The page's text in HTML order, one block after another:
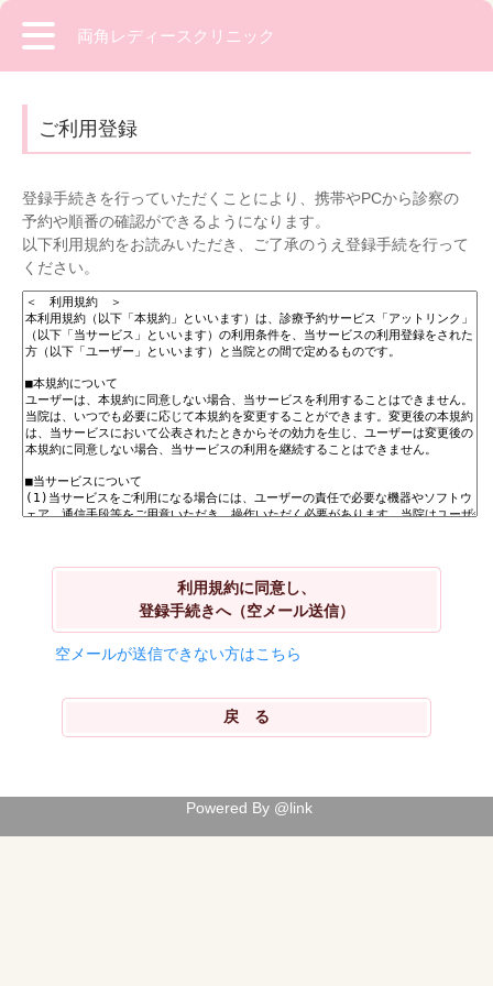
両角レディースクリニック
ご利用登録
登録手続きを行っていただくことにより、携帯やPCから診察の
予約や順番の確認ができるようになります。
以下利用規約をお読みいただき、ご了承のうえ登録手続を行って
ください。
利用規約に同意し、
登録手続きへ（空メール送信）
空メールが送信できない方はこちら
Powered By @link